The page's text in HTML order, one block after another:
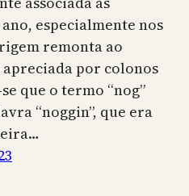
especialmente nos
remonta ao
por colonos
que o termo “nog”
“noggin”, que era